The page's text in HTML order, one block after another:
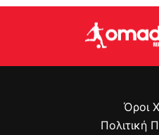
Όροι
Πολιτική